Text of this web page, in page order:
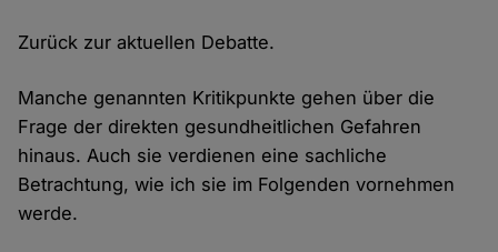
Zurück zur aktuellen Debatte.
Manche genannten Kritikpunkte gehen über die
Frage der direkten gesundheitlichen Gefahren
hinaus. Auch sie verdienen eine sachliche
Betrachtung, wie ich sie im Folgenden vornehmen
werde.